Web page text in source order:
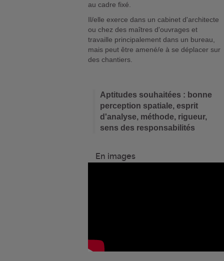
au cadre fixé.
Il/elle exerce dans un cabinet d'architecte
ou chez des maîtres d'ouvrages et
travaille principalement dans un bureau,
mais peut être amené/e à se déplacer sur
des chantiers.
Aptitudes souhaitées : bonne
perception spatiale, esprit
d'analyse, méthode, rigueur,
sens des responsabilités
En images